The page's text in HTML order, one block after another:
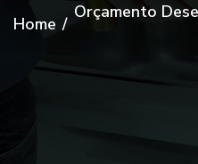
Home /
Orçamento